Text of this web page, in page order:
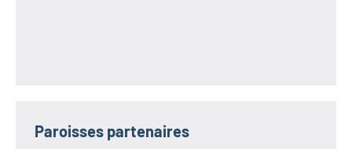
Paroisses partenaires